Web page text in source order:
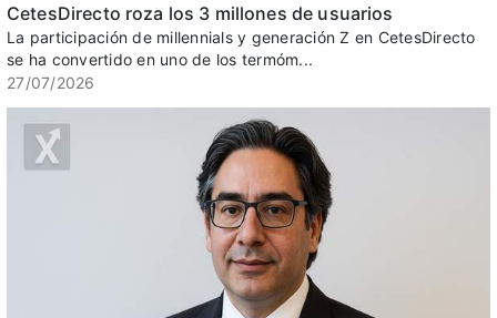
CetesDirecto roza los 3 millones de usuarios
La participación de millennials y generación Z en CetesDirecto
se ha convertido en uno de los termóm...
27/07/2026